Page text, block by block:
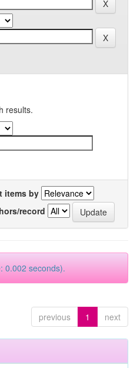
results.
items by
record
0.002 seconds).
previous 1 next